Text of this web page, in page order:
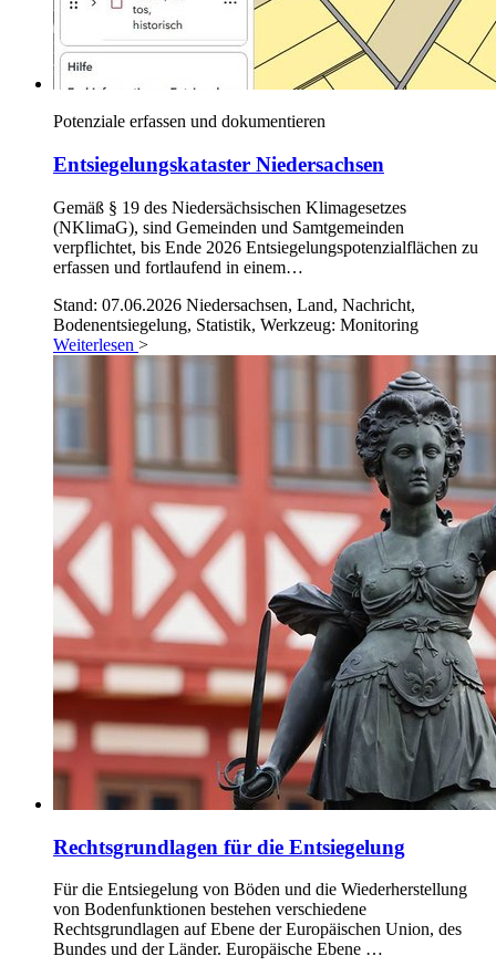
Potenziale erfassen und dokumentieren
Entsiegelungskataster Niedersachsen
Gemäß § 19 des Niedersächsischen Klimagesetzes
(NKlimaG), sind Gemeinden und Samtgemeinden
verpflichtet, bis Ende 2026 Entsiegelungspotenzialflächen zu
erfassen und fortlaufend in einem…
Stand: 07.06.2026 Niedersachsen, Land, Nachricht,
Bodenentsiegelung, Statistik, Werkzeug: Monitoring
Weiterlesen >
Rechtsgrundlagen für die Entsiegelung
Für die Entsiegelung von Böden und die Wiederherstellung
von Bodenfunktionen bestehen verschiedene
Rechtsgrundlagen auf Ebene der Europäischen Union, des
Bundes und der Länder. Europäische Ebene …